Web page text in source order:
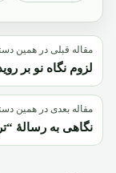
مقاله قبلی در همین
لزوم نگاه نو بر
مقاله بعدی در همین
نگاهی به رسالۀ